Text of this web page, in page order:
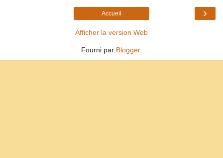
›
Accueil
Afficher la version Web
Fourni par Blogger.